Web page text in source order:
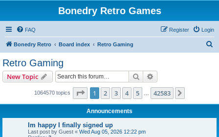
Bonedry Retro Games
FAQ Login
Register
Bonedry Retro Board index Retro Gaming
Retro Gaming
New Topic Search
1064570 topics Page 1of 42583
1 2 3 4 5 42583
Announcements
Im happy I finally signed up
Last post by Guest « Wed Aug 05, 2026 12:22 pm